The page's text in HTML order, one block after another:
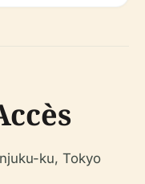
ku, Tokyo